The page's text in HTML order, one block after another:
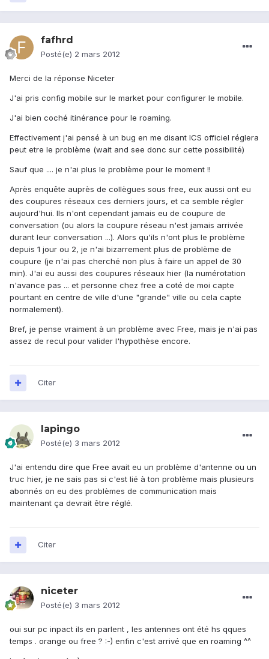
fafhrd
Posté(e) 2 mars 2012
Merci de la réponse Niceter
J'ai pris config mobile sur le market pour configurer le mobile.
J'ai bien coché itinérance pour le roaming.
Effectivement j'ai pensé à un bug en me disant ICS officiel réglera
peut etre le problème (wait and see donc sur cette possibilité)
Sauf que .... je n'ai plus le problème pour le moment !!
Après enquête auprès de collègues sous free, eux aussi ont eu
des coupures réseaux ces derniers jours, et ca semble régler
aujourd'hui. Ils n'ont cependant jamais eu de coupure de
conversation (ou alors la coupure réseau n'est jamais arrivée
durant leur conversation ...). Alors qu'ils n'ont plus le problème
depuis 1 jour ou 2, je n'ai bizarrement plus de problème de
coupure (je n'ai pas cherché non plus à faire un appel de 30
min). J'ai eu aussi des coupures réseaux hier (la numérotation
n'avance pas ... et personne chez free a coté de moi capte
pourtant en centre de ville d'une "grande" ville ou cela capte
normalement).
Bref, je pense vraiment à un problème avec Free, mais je n'ai pas
assez de recul pour valider l'hypothèse encore.
Citer
lapingo
Posté(e) 3 mars 2012
J'ai entendu dire que Free avait eu un problème d'antenne ou un
truc hier, je ne sais pas si c'est lié à ton problème mais plusieurs
abonnés on eu des problèmes de communication mais
maintenant ça devrait être réglé.
Citer
niceter
Posté(e) 3 mars 2012
oui sur pc inpact ils en parlent , les antennes ont été hs qques
temps . orange ou free ? :-) enfin c'est arrivé que en roaming ^^